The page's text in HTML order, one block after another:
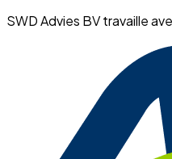
SWD Advies BV travaille